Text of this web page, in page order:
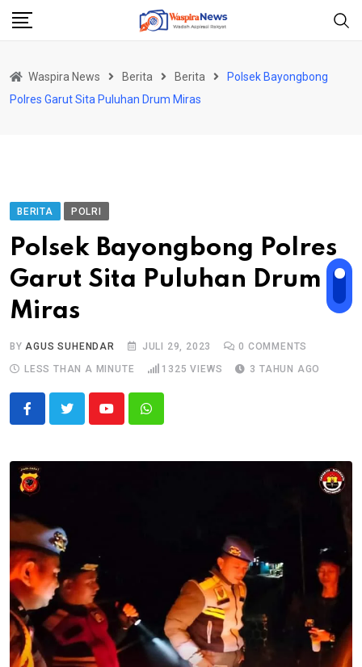
Skip
Waspira News Berita Berita
Polsek Bayongbong
Polres Garut Sita Puluhan Drum Miras
BERITA POLRI
Polsek Bayongbong Polres
Garut Sita Puluhan Drum
Miras
BYAGUS SUHENDAR JULI 29, 2023 0 COMMENTS
LESS THAN A MINUTE
1325 VIEWS 3 TAHUN AGO
YoutubeWhatsapp